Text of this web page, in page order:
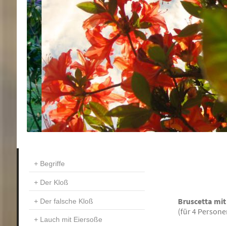
Bruscetta
(für 4
Begriffe
Der Kloß
Der falsche Kloß
Lauch mit Eiersoße